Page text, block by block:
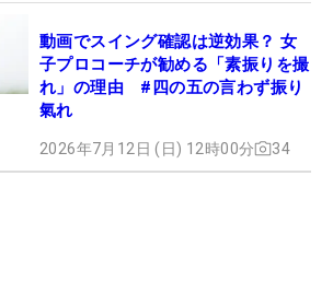
動画でスイング確認は逆効果？ 女
子プロコーチが勧める「素振りを撮
れ」の理由 #四の五の言わず振り
氣れ
2026年7月12日 (日) 12時00分 34